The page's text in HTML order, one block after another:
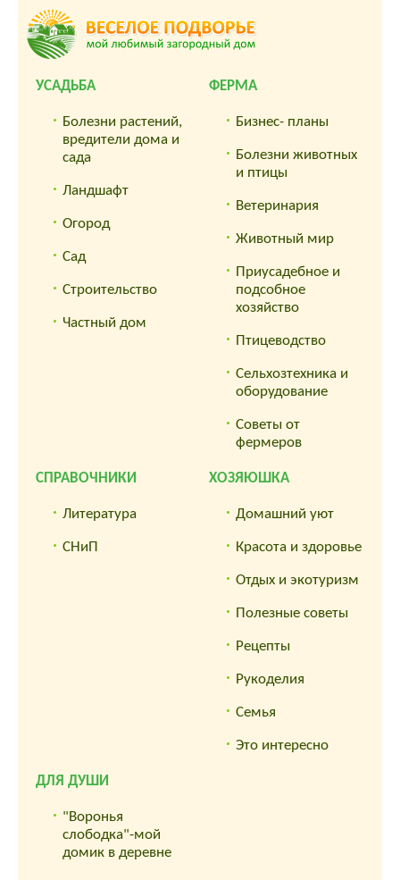
УСАДЬБА
Болезни растений,
вредители дома и
сада
Ландшафт
Огород
Сад
Строительство
Частный дом
ФЕРМА
Бизнес- планы
Болезни животных
и птицы
Ветеринария
Животный мир
Приусадебное и
подсобное
хозяйство
Птицеводство
Сельхозтехника и
оборудование
Советы от
фермеров
СПРАВОЧНИКИ
Литература
СНиП
ХОЗЯЮШКА
Домашний уют
Красота и здоровье
Отдых и экотуризм
Полезные советы
Рецепты
Рукоделия
Семья
Это интересно
ДЛЯ ДУШИ
"Воронья
слободка"-мой
домик в деревне